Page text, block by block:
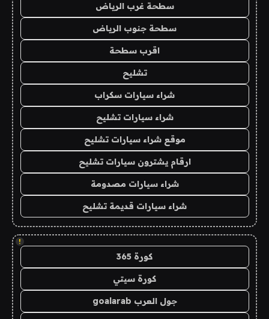
سطحة غرب الرياض
سطحة جنوب الرياض
اقرب سطحة
تشليح
شراء سيارات سكراب
شراء سيارات تشليح
موقع شراء سيارات تشليح
ارقام يشترون سيارات تشليح
شراء سيارات مصدومة
شراء سيارات قديمة تشليح
!
كورة 365
كورة سيتي
جول العرب goalarab